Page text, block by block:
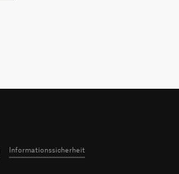
Informationssicherheit